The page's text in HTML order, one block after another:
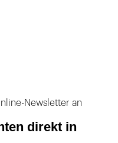
Newsletter an
direkt in